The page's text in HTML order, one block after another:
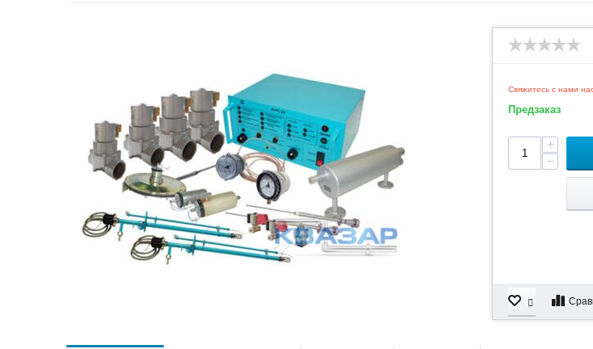
Свяжитесь с нами
Предзаказ
+
−